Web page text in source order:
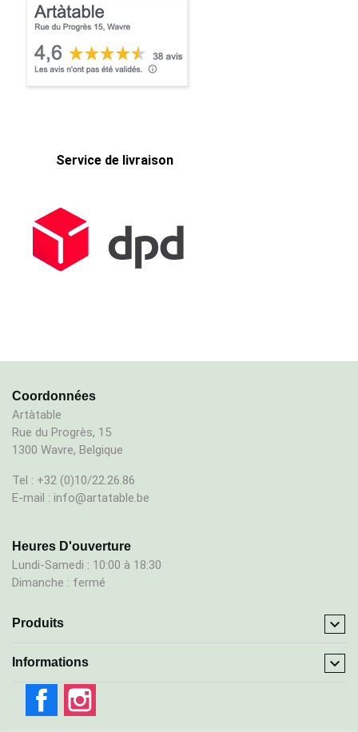
Service de livraison
Coordonnées
Artàtable
Rue du Progrès, 15
1300 Wavre, Belgique
Tel : +32 (0)10/22.26.86
E-mail : info@artatable.be
Heures D'ouverture
Lundi-Samedi : 10:00 à 18:30
Dimanche : fermé
Produits 
Informations 
Facebook